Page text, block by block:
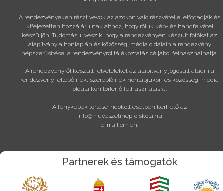
A rendezvényeken részt vevők az azokon való részvétellel elfogadják és
kifejezetten hozzájárulnak ahhoz, hogy róluk kép- és hangfelvétel
készüljön. Tudomásul veszik, hogy a rendezvényen készült fotókat az
alapítvány a honlapján és közösségi média oldalain a rendezvény
népszerűsítése, a rendezvényről tájékoztatás céljából felhasználhatja.
A rendezvényről készült felvételeket az alapítvány jogosult átadni a
rendezvény fellépőinek, szereplőinek honlapjukon és közösségi média
oldalaikon történő felhasználásra.
A fényképek törlése indokolt esetben kérhető az
info@muveszetinepfoiskola.hu
e-mail címen.
Partnerek és támogatók